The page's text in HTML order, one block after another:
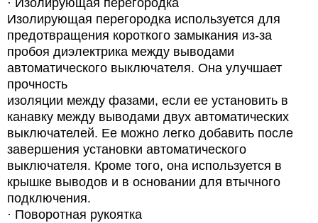
· Изолирующая перегородка
Изолирующая перегородка используется для
предотвращения короткого замыкания из-за
пробоя диэлектрика между выводами
автоматического выключателя. Она улучшает
прочность
изоляции между фазами, если ее установить в
канавку между выводами двух автоматических
выключателей. Ее можно легко добавить после
завершения установки автоматического
выключателя. Кроме того, она используется в
крышке выводов и в основании для втычного
подключения.
· Поворотная рукоятка